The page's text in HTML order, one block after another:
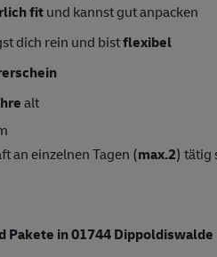
fitund kannst gut anpacken
dich rein und bistflexibel
alt
an einzelnen Tagen (max.2) tätig
Pakete in 01744 Dippoldiswalde